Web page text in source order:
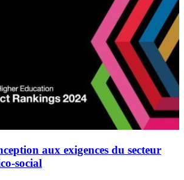
aux exigences du secteur
social